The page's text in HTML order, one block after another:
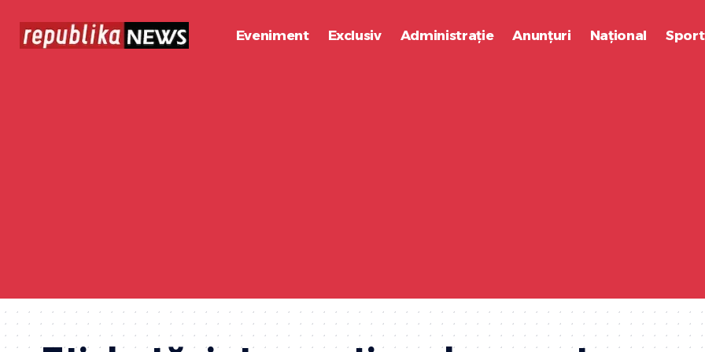
Eveniment Exclusiv Administrație Anunțuri Național Sport